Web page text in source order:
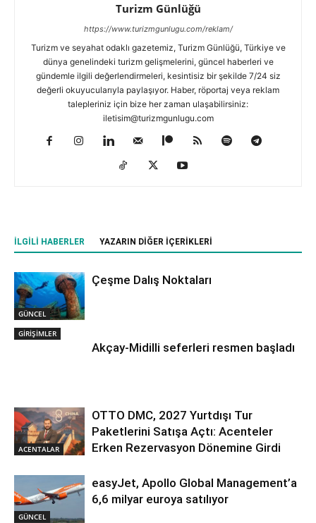
Turizm Günlüğü
https://www.turizmgunlugu.com/reklam/
Turizm ve seyahat odaklı gazetemiz, Turizm Günlüğü, Türkiye ve
dünya genelindeki turizm gelişmelerini, güncel haberleri ve
gündemle ilgili değerlendirmeleri, kesintisiz bir şekilde 7/24 siz
değerli okuyucularıyla paylaşıyor. Haber, röportaj veya reklam
talepleriniz için bize her zaman ulaşabilirsiniz:
iletisim@turizmgunlugu.com
İLGILI HABERLER YAZARIN DIĞER İÇERIKLERI
GÜNCEL
Çeşme Dalış Noktaları
GİRİŞİMLER
Akçay-Midilli seferleri resmen başladı
ACENTALAR
OTTO DMC, 2027 Yurtdışı Tur
Paketlerini Satışa Açtı: Acenteler
Erken Rezervasyon Dönemine Girdi
GÜNCEL
easyJet, Apollo Global Management’a
6,6 milyar euroya satılıyor